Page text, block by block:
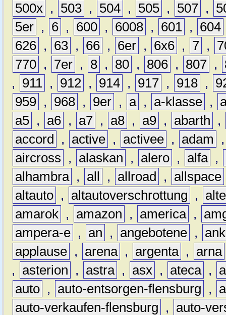
500x , 503 , 504 , 505 , 507 ,
5er , 6 , 600 , 6008 , 601 , 604
626 , 63 , 66 , 6er , 6x6 , 7 ,
770 , 7er , 8 , 80 , 806 , 807 ,
,
911 , 912 , 914 , 917 , 918 ,
959 , 968 , 9er , a , a-klasse ,
a5 , a6 , a7 , a8 , a9 , abarth
,
accord
, active , activee , adam
aircross
, alaskan , alero , alfa ,
alhambra , all , allroad , allspace
altauto , altautoverschrottung ,
amarok , amazon , america ,
ampera-e , an , angebotene ,
applause , arena , argenta , arna
,
asterion , astra , asx , ateca ,
auto , auto-entsorgen-flensburg ,
auto-verkaufen-flensburg
,
auto-